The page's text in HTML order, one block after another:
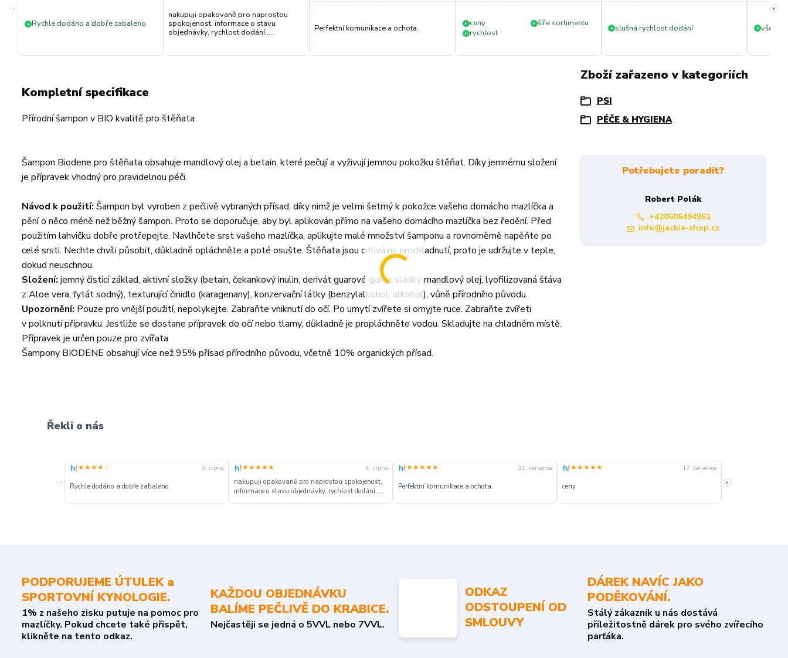
«
+ Rychle dodáno a dobře zabaleno.
nakupuji opakovaně pro naprostou
spokojenost, informace o stavu
objednávky, rychlost dodání,....
Perfektní komunikace a ochota. + ceny + šíře sortimentu
+ rychlost + slušná rychlost dodání + vše v
»
Kompletní specifikace
Přírodní šampon v BIO kvalitě pro štěňata
Šampon Biodene pro štěňata obsahuje mandlový olej a betain, které pečují a vyživují jemnou pokožku štěňat. Díky jemnému složení
je přípravek vhodný pro pravidelnou péči.
Návod k použití: Šampon byl vyroben z pečlivě vybraných přísad, díky nimž je velmi šetrný k pokožce vašeho domácího mazlíčka a
pění o něco méně než běžný šampon. Proto se doporučuje, aby byl aplikován přímo na vašeho domácího mazlíčka bez ředění. Před
použitím lahvičku dobře protřepejte. Navlhčete srst vašeho mazlíčka, aplikujte malé množství šamponu a rovnoměrně napěňte po
celé srsti. Nechte chvíli působit, důkladně opláchněte a poté osušte. Štěňata jsou citlivá na prochladnutí, proto je udržujte v teple,
dokud neuschnou.
Složení: jemný čisticí základ, aktivní složky (betain, čekankový inulin, derivát guarové gumy, sladký mandlový olej, lyofilizovaná šťáva
z Aloe vera, fytát sodný), texturující činidlo (karagenany), konzervační látky (benzylalkohol, alkohol), vůně přírodního původu.
Upozornění: Pouze pro vnější použití, nepolykejte. Zabraňte vniknutí do očí. Po umytí zvířete si omyjte ruce. Zabraňte zvířeti
v polknutí přípravku. Jestliže se dostane přípravek do očí nebo tlamy, důkladně je propláchněte vodou. Skladujte na chladném místě.
Přípravek je určen pouze pro zvířata
Šampony BIODENE obsahují více než 95% přísad přírodního původu, včetně 10% organických přísad.
Zboží zařazeno v kategoriích
PSI
PÉČE & HYGIENA
Potřebujete poradit?
Robert Polák
+420606494961
info@jackie-shop.cz
Řekli o nás
«
★★★★☆ 5. srpna
Rychle dodáno a dobře zabaleno.
★★★★★ 4. srpna
nakupuji opakovaně pro naprostou spokojenost,
informace o stavu objednávky, rychlost dodání,....
★★★★★ 21. července
Perfektní komunikace a ochota.
★★★★★ 17. července
ceny
slušná rychlost
»
PODPORUJEME ÚTULEK a
SPORTOVNÍ KYNOLOGIE.
1% z našeho zisku putuje na pomoc pro
mazlíčky. Pokud chcete také přispět,
klikněte na tento odkaz.
KAŽDOU OBJEDNÁVKU
BALÍME PEČLIVĚ DO KRABICE.
Nejčastěji se jedná o 5VVL nebo 7VVL.
ODKAZ
ODSTOUPENÍ OD
SMLOUVY
DÁREK NAVÍC JAKO
PODĚKOVÁNÍ.
Stálý zákazník u nás dostává
příležitostně dárek pro svého zvířecího
parťáka.